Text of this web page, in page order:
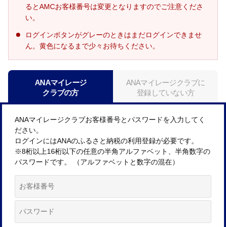
るとAMCお客様番号は変更となりますのでご注意くださ
い。
ログインボタンがグレーのときはまだログインできませ
ん。黄色になるまで少々お待ちください。
ANAマイレージ
クラブの方
ANAマイレージクラブに
登録していない方
ANAマイレージクラブお客様番号とパスワードを入力してく
ださい。
ログインにはANAのふるさと納税の利用登録が必要です。
※8桁以上16桁以下の任意の半角アルファベット、半角数字の
パスワードです。 （アルファベットと数字の混在）